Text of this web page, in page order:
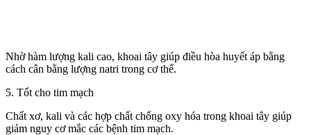
Nhờ hàm lượng kali cao, khoai tây giúp điều hòa huyết áp bằng
cách cân bằng lượng natri trong c‌ơ th‌ể.
5. Tốt cho tim mạch
Chất xơ, kali và các hợp chất chống oxy hóa trong khoai tây giúp
giảm nguy cơ mắc các bệnh tim mạch.